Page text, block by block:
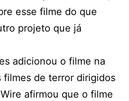
esse filme do que
projeto que já
adicionou o filme na
filmes de terror dirigidos
afirmou que o filme